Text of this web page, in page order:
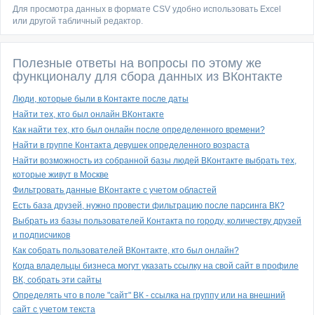
Для просмотра данных в формате CSV удобно использовать Excel
или другой табличный редактор.
Полезные ответы на вопросы по этому же
функционалу для сбора данных из ВКонтакте
Люди, которые были в Контакте после даты
Найти тех, кто был онлайн ВКонтакте
Как найти тех, кто был онлайн после определенного времени?
Найти в группе Контакта девушек определенного возраста
Найти возможность из собранной базы людей ВКонтакте выбрать тех,
которые живут в Москве
Фильтровать данные ВКонтакте с учетом областей
Есть база друзей, нужно провести фильтрацию после парсинга ВК?
Выбрать из базы пользователей Контакта по городу, количеству друзей
и подписчиков
Как собрать пользователей ВКонтакте, кто был онлайн?
Когда владельцы бизнеса могут указать ссылку на свой сайт в профиле
ВК, собрать эти сайты
Определять что в поле "сайт" ВК - ссылка на группу или на внешний
сайт с учетом текста